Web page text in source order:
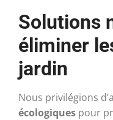
Solutions
éliminer
jardin
Nous privilégions
écologiques pour